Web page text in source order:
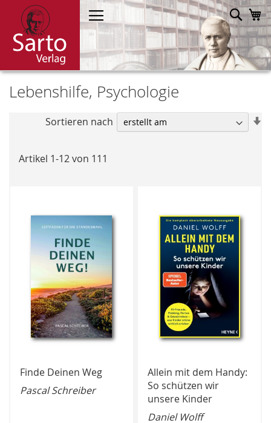
Direkt
zum
Inhalt
Lebenshilfe, Psychologie
Artikel 1-12von 111
Sortieren nach
Finde Deinen Weg
Pascal Schreiber
Allein mit dem Handy:
So schützen wir
unsere Kinder
Daniel Wolff